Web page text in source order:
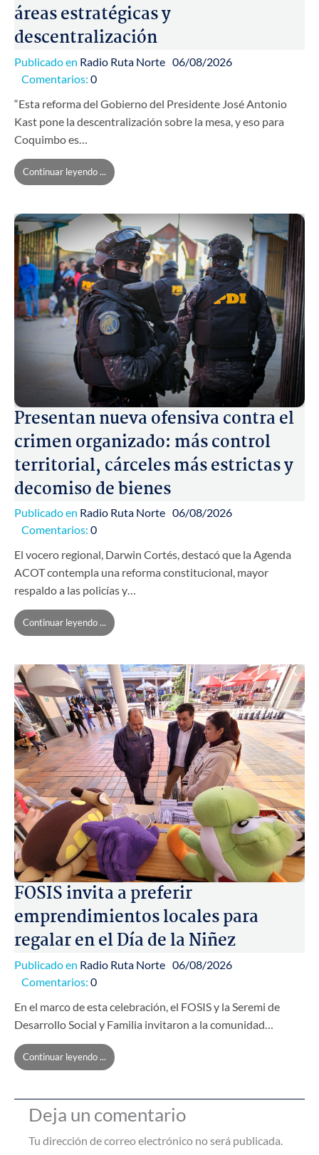
áreas estratégicas y
descentralización
Publicado en Radio Ruta Norte 06/08/2026
Comentarios: 0
“Esta reforma del Gobierno del Presidente José Antonio
Kast pone la descentralización sobre la mesa, y eso para
Coquimbo es…
Continuar leyendo ...
Presentan nueva ofensiva contra el
crimen organizado: más control
territorial, cárceles más estrictas y
decomiso de bienes
Publicado en Radio Ruta Norte 06/08/2026
Comentarios: 0
El vocero regional, Darwin Cortés, destacó que la Agenda
ACOT contempla una reforma constitucional, mayor
respaldo a las policías y…
Continuar leyendo ...
FOSIS invita a preferir
emprendimientos locales para
regalar en el Día de la Niñez
Publicado en Radio Ruta Norte 06/08/2026
Comentarios: 0
En el marco de esta celebración, el FOSIS y la Seremi de
Desarrollo Social y Familia invitaron a la comunidad…
Continuar leyendo ...
Deja un comentario
Tu dirección de correo electrónico no será publicada.